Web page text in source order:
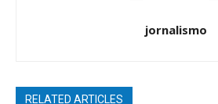
jornalismo
RELATED ARTICLES